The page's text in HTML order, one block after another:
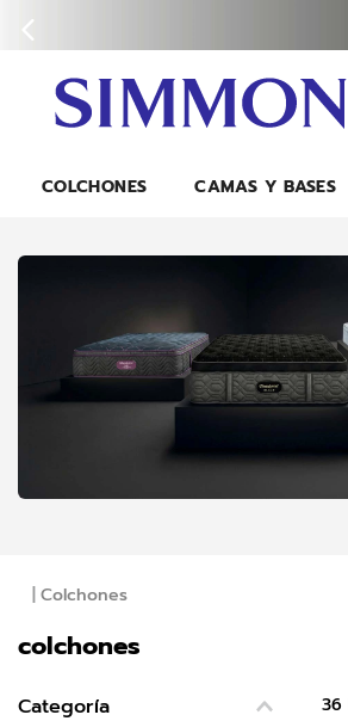
COLCHONES CAMAS Y BASES
Colchones
colchones
Categoría 36